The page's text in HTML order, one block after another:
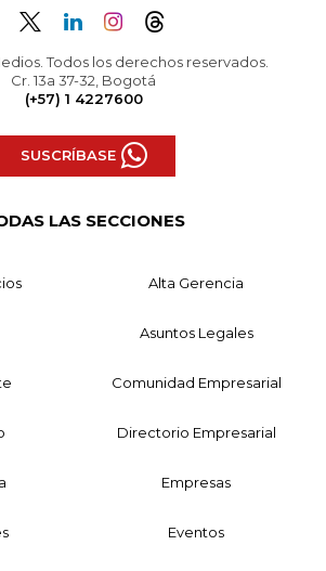
Todos los derechos reservados.
Cr. 13a 37-32, Bogotá
(+57) 1 4227600
SUSCRÍBASE
LAS SECCIONES
Alta Gerencia
Asuntos Legales
Comunidad Empresarial
Directorio Empresarial
Empresas
Eventos